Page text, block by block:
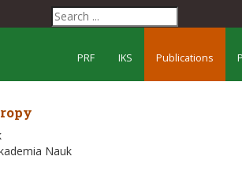
PRF IKS Publications
Nauk